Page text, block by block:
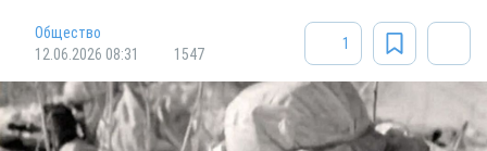
Общество
12.06.2026 08:31
1547
1